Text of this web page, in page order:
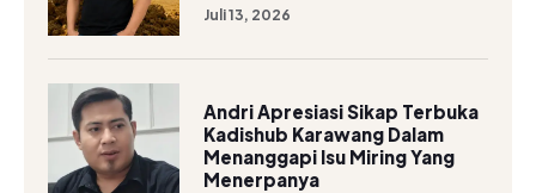
Juli 13, 2026
Andri Apresiasi Sikap Terbuka
Kadishub Karawang Dalam
Menanggapi Isu Miring Yang
Menerpanya